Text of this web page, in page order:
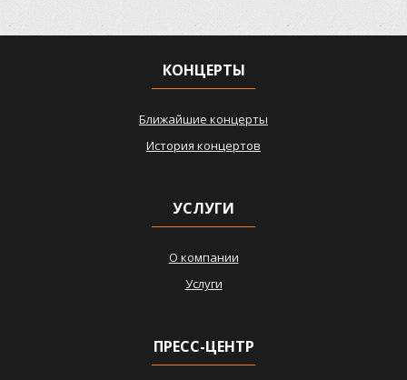
КОНЦЕРТЫ
Ближайшие концерты
История концертов
УСЛУГИ
О компании
Услуги
ПРЕСС-ЦЕНТР